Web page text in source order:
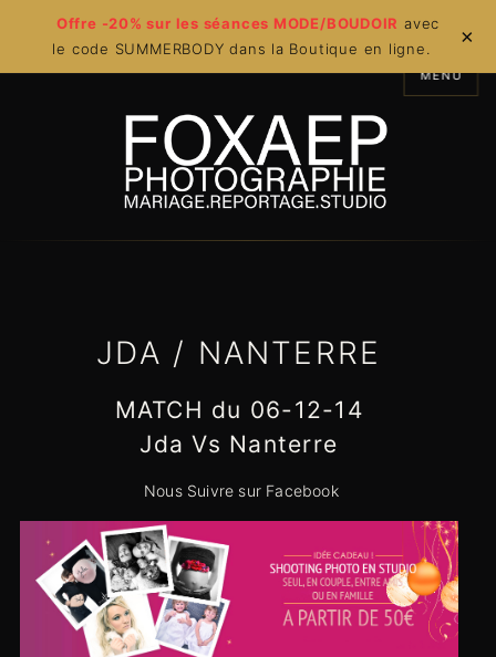
Offre -20% sur les séances MODE/BOUDOIR avec
le code SUMMERBODY dans la Boutique en ligne.
×
MENU
JDA / NANTERRE
MATCH du 06-12-14
Jda Vs Nanterre
Nous Suivre sur Facebook